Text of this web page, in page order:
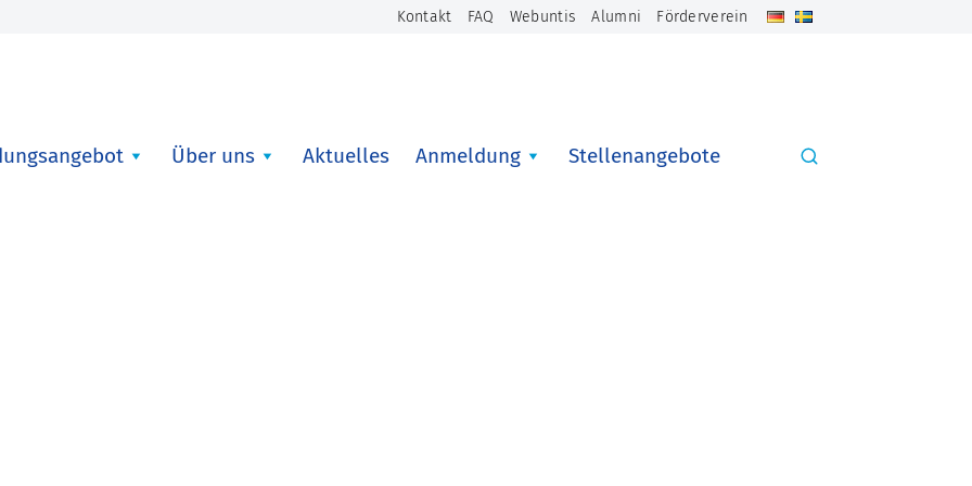
Kontakt FAQ Webuntis Alumni Förderverein
Über uns Aktuelles Anmeldung Stellenangebote